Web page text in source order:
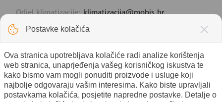
Odjel klimatizacije:klimatizacija@mobis.hr
Odjel solarnih panela:
Postavke kolačića
Ova stranica upotrebljava kolačiće radi analize korištenja
web stranica, unaprjeđenja vašeg korisničkog iskustva te
kako bismo vam mogli ponuditi proizvode i usluge koji
najbolje odgovaraju vašim interesima. Kako biste upravljali
postavkama kolačića, posjetite napredne postavke. Detalje o